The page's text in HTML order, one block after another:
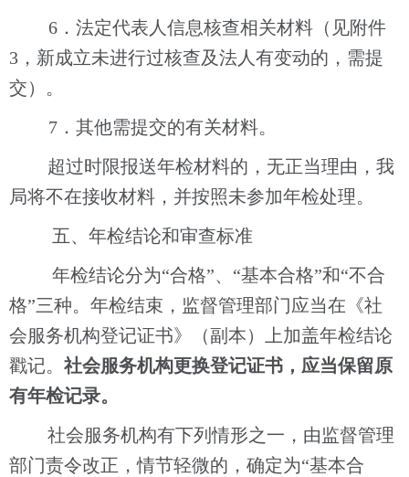
6．法定代表人信息核查相关材料（见附件
3，新成立未进行过核查及法人有变动的，需提
交）。
7．其他需提交的有关材料。
超过时限报送年检材料的，无正当理由，我
局将不在接收材料，并按照未参加年检处理。
五、年检结论和审查标准
年检结论分为“合格”、“基本合格”和“不合
格”三种。年检结束，监督管理部门应当在《社
会服务机构登记证书》（副本）上加盖年检结论
戳记。 社会服务机构更换登记证书，应当保留原
有年检记录。
社会服务机构有下列情形之一，由监督管理
部门责令改正，情节轻微的，确定为“基本合